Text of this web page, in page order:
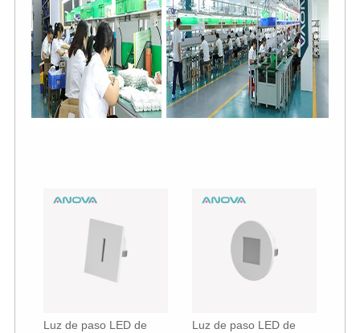
Luz de paso LED de
Luz de paso LED de